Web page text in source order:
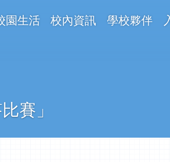
園生活 校內資訊 學校夥伴
賽」